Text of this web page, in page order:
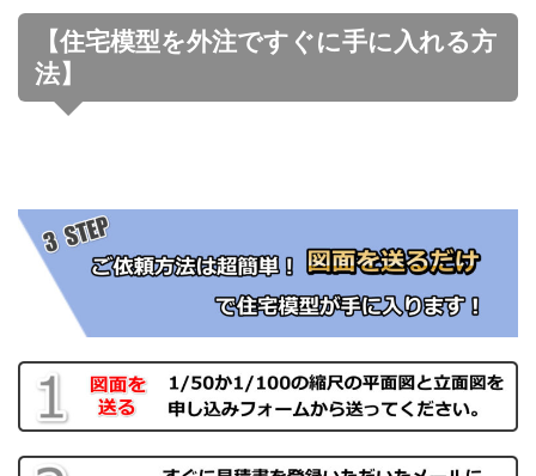
【住宅模型を外注ですぐに手に入れる方
法】